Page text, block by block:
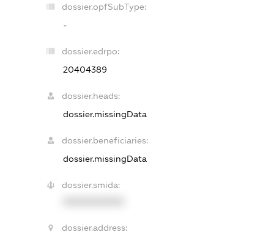
dossier.opfSubType:
-
dossier.edrpo:
20404389
dossier.heads:
dossier.missingData
dossier.beneficiaries:
dossier.missingData
dossier.smida:
dossier.address: